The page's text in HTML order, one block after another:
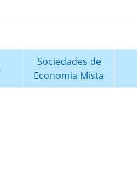
Sociedades de
Economia Mista